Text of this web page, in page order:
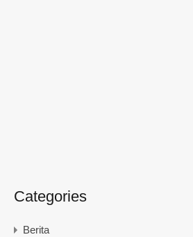
Categories
Berita